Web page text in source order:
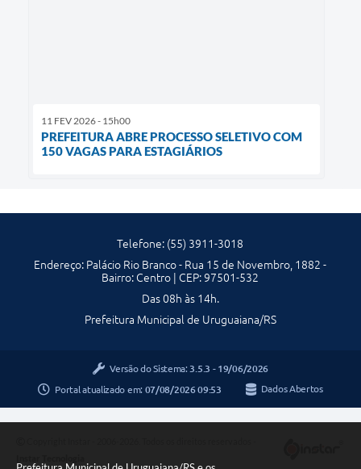
11 FEV 2026 - 15h00
PREFEITURA ABRE PROCESSO SELETIVO COM
150 VAGAS PARA ESTAGIÁRIOS
Telefone: (55) 3911-3018
Endereço: Palácio Rio Branco - Rua 15 de Novembro, 1882 -
Bairro: Centro | CEP: 97501-532
Das 08h às 14h.
Prefeitura Municipal de Uruguaiana/RS
Versão do Sistema: 3.5.3 - 19/06/2026
Portal atualizado em: 07/08/2026 09:53 Dados Abertos